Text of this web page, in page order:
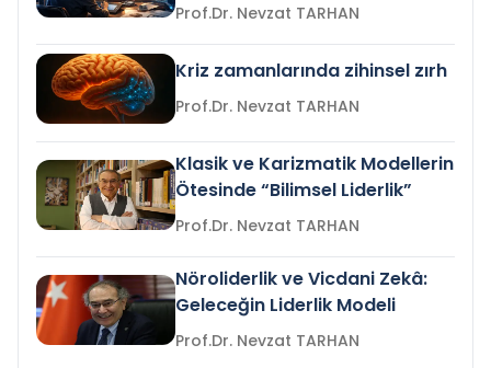
Prof.Dr. Nevzat TARHAN
Kriz zamanlarında zihinsel zırh
Prof.Dr. Nevzat TARHAN
Klasik ve Karizmatik Modellerin
Ötesinde “Bilimsel Liderlik”
Prof.Dr. Nevzat TARHAN
Nöroliderlik ve Vicdani Zekâ:
Geleceğin Liderlik Modeli
Prof.Dr. Nevzat TARHAN